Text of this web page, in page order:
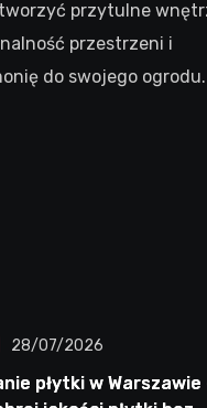
przytulne
przestrzeni i
do swojego ogrodu.
28/07/2026
płytki w